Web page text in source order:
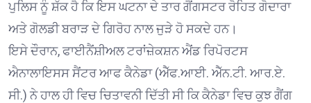
ਪੁਲਿਸ ਨੂੰ ਸ਼ੱਕ ਹੈ ਕਿ ਇਸ ਘਟਨਾ ਦੇ ਤਾਰ ਗੈਂਗਸਟਰ ਰੋਹਿਤ ਗੋਦਾਰਾ
ਅਤੇ ਗੋਲਡੀ ਬਰਾੜ ਦੇ ਗਿਰੋਹ ਨਾਲ ਜੁੜੇ ਹੋ ਸਕਦੇ ਹਨ।
ਇਸੇ ਦੌਰਾਨ, ਫਾਈਨੈਂਸ਼ੀਅਲ ਟਰਾਂਜ਼ੇਕਸ਼ਨ ਐਂਡ ਰਿਪੋਰਟਸ
ਐਨਾਲਾਇਸਸ ਸੈਂਟਰ ਆਫ ਕੈਨੇਡਾ (ਐੱਫ.ਆਈ. ਐੱਨ.ਟੀ. ਆਰ.ਏ.
ਸੀ.) ਨੇ ਹਾਲ ਹੀ ਵਿਚ ਚਿਤਾਵਨੀ ਦਿੱਤੀ ਸੀ ਕਿ ਕੈਨੇਡਾ ਵਿਚ ਕੁਝ ਗੈਂਗ